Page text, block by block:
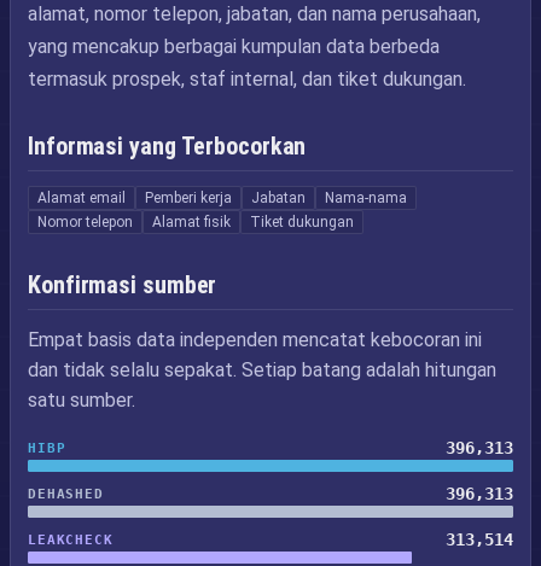
alamat, nomor telepon, jabatan, dan nama perusahaan,
yang mencakup berbagai kumpulan data berbeda
termasuk prospek, staf internal, dan tiket dukungan.
Informasi yang Terbocorkan
Alamat email Pemberi kerja Jabatan
Nama-nama
Nomor telepon
Alamat fisik Tiket dukungan
Konfirmasi sumber
Empat basis data independen mencatat kebocoran ini
dan tidak selalu sepakat. Setiap batang adalah hitungan
satu sumber.
HIBP 396,313
DEHASHED 396,313
LEAKCHECK 313,514